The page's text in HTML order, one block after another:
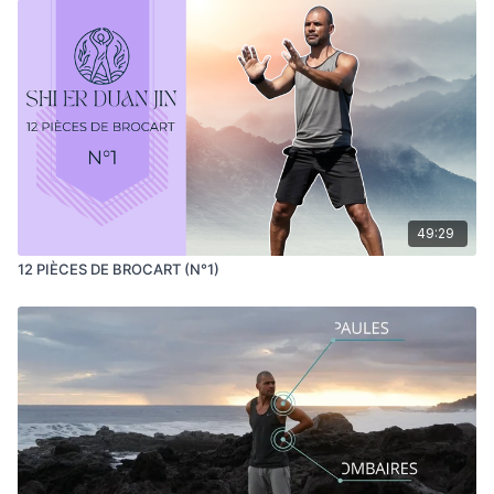
49:29
12 PIÈCES DE BROCART (N°1)